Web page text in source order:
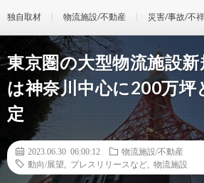
独自取材 物流施設/不動産 災害/事故/不
東京圏の大型物流施設
は神奈川中心に200万坪
定
2023.06.30 06:00:12
物流施設/不動産
動向/展望
プレスリリースなど 物流施設